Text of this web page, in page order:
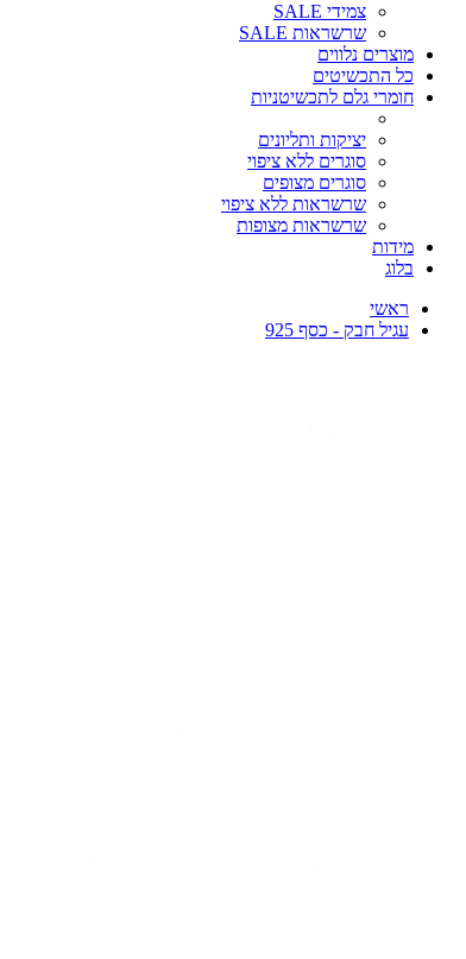
צמידי SALE
שרשראות SALE
מוצרים נלווים
כל התכשיטים
חומרי גלם לתכשיטניות
יציקות ותליונים
סוגרים ללא ציפוי
סוגרים מצופים
שרשראות ללא ציפוי
שרשראות מצופות
מידות
בלוג
ראשי
עגיל חבק - כסף 925